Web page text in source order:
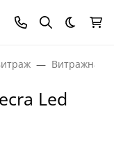
Темная
Витражная
Led